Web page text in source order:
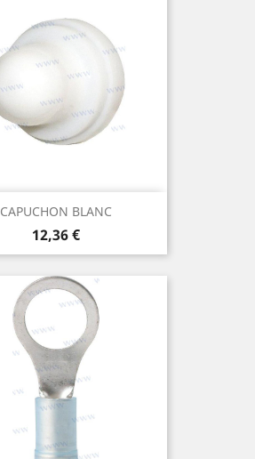
CAPUCHON BLANC
Prix
12,36 €